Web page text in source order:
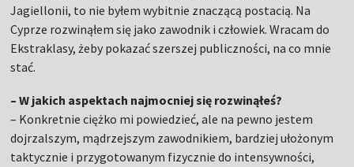
Jagiellonii, to nie byłem wybitnie znaczącą postacią. Na
Cyprze rozwinąłem się jako zawodnik i człowiek. Wracam do
Ekstraklasy, żeby pokazać szerszej publiczności, na co mnie
stać.
– W jakich aspektach najmocniej się rozwinąłeś?
– Konkretnie ciężko mi powiedzieć, ale na pewno jestem
dojrzalszym, mądrzejszym zawodnikiem, bardziej ułożonym
taktycznie i przygotowanym fizycznie do intensywności,